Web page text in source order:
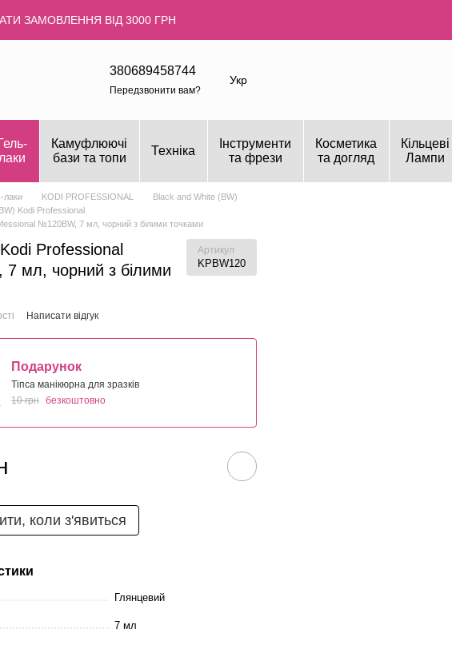
ЗАМОВЛЕННЯ ВІД 3000 ГРН
380689458744
Передзвонити вам?
Укр
лаки
Камуфлюючі
бази та топи
Техніка
Інструменти
та фрези
Косметика
та догляд
Кільцеві
Лампи
лаки KODI PROFESSIONAL
Black and White (BW)
Kodi Professional
№120BW, 7 мл, чорний з білими точками
Professional
мл, чорний з білими
Артикул
KPBW120
Написати відгук
Подарунок
Тіпса манікюрна для зразків
10 грн безкоштовно
коли з'явиться
Глянцевий
7 мл